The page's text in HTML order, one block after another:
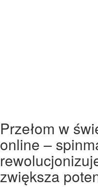
Przełom w
online –
zwiększa